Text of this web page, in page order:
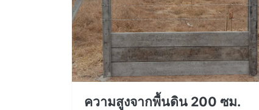
ความสูงจากพื้นดิน 200 ซม.